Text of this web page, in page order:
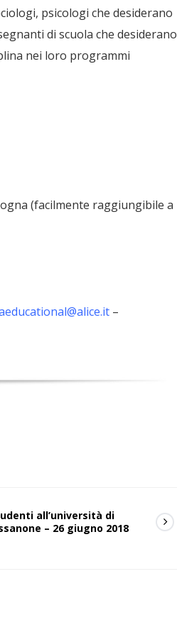
psicologi che desiderano
di scuola che desiderano
nei loro programmi
(facilmente raggiungibile a
–
all’università di
– 26 giugno 2018